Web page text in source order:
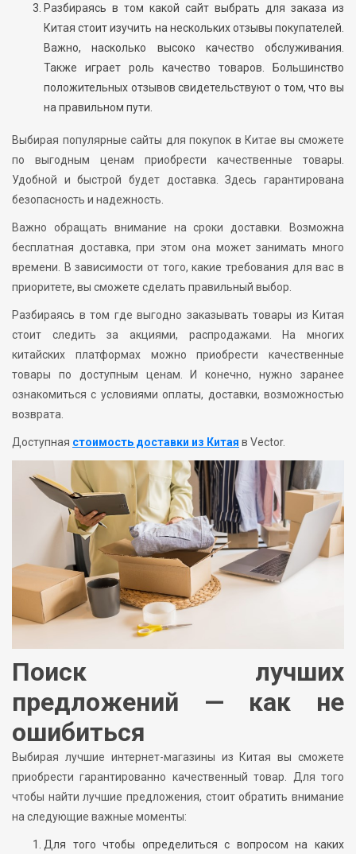
Разбираясь в том какой сайт выбрать для заказа из
Китая стоит изучить на нескольких отзывы покупателей.
Важно, насколько высоко качество обслуживания.
Также играет роль качество товаров. Большинство
положительных отзывов свидетельствуют о том, что вы
на правильном пути.
Выбирая популярные сайты для покупок в Китае вы сможете
по выгодным ценам приобрести качественные товары.
Удобной и быстрой будет доставка. Здесь гарантирована
безопасность и надежность.
Важно обращать внимание на сроки доставки. Возможна
бесплатная доставка, при этом она может занимать много
времени. В зависимости от того, какие требования для вас в
приоритете, вы сможете сделать правильный выбор.
Разбираясь в том где выгодно заказывать товары из Китая
стоит следить за акциями, распродажами. На многих
китайских платформах можно приобрести качественные
товары по доступным ценам. И конечно, нужно заранее
ознакомиться с условиями оплаты, доставки, возможностью
возврата.
Доступная стоимость доставки из Китая в Vector.
Поиск лучших
предложений — как не
ошибиться
Выбирая лучшие интернет-магазины из Китая вы сможете
приобрести гарантированно качественный товар. Для того
чтобы найти лучшие предложения, стоит обратить внимание
на следующие важные моменты:
Для того чтобы определиться с вопросом на каких